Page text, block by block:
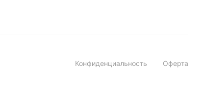
Конфиденциальность Оферта